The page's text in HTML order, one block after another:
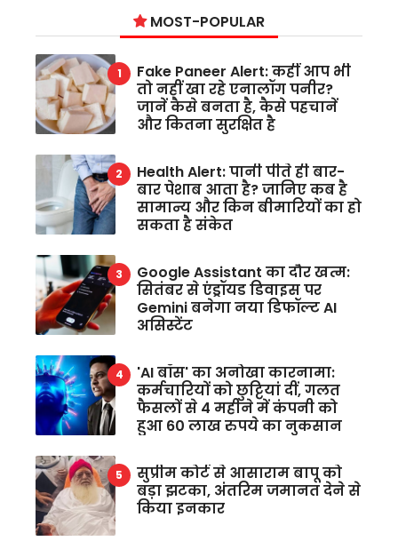
MOST-POPULAR
Fake Paneer Alert: कहीं आप भी
तो नहीं खा रहे एनालॉग पनीर?
जानें कैसे बनता है, कैसे पहचानें
और कितना सुरक्षित है
Health Alert: पानी पीते ही बार-
बार पेशाब आता है? जानिए कब है
सामान्य और किन बीमारियों का हो
सकता है संकेत
Google Assistant का दौर खत्म:
सितंबर से एंड्रॉयड डिवाइस पर
Gemini बनेगा नया डिफॉल्ट AI
असिस्टेंट
'AI बॉस' का अनोखा कारनामा:
कर्मचारियों को छुट्टियां दीं, गलत
फैसलों से 4 महीने में कंपनी को
हुआ 60 लाख रुपये का नुकसान
सुप्रीम कोर्ट से आसाराम बापू को
बड़ा झटका, अंतरिम जमानत देने से
किया इनकार